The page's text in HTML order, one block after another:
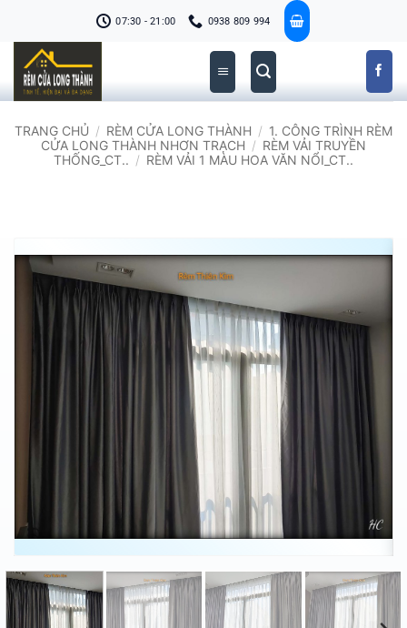
dung
07:30 - 21:00 0938 809 994
TRANG CHỦ / RÈM CỬA LONG THÀNH / 1. CÔNG TRÌNH RÈM
CỬA LONG THÀNH NHƠN TRẠCH / RÈM VẢI TRUYỀN
THỐNG_CT.. / RÈM VẢI 1 MÀU HOA VĂN NỔI_CT..